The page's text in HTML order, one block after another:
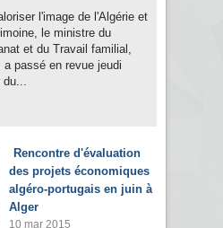
l'image de l'Algérie et
le ministre du
et du Travail familial,
a passé en revue jeudi
du...
Rencontre d'évaluation
des projets économiques
algéro-portugais en juin à
Alger
10 mar 2015